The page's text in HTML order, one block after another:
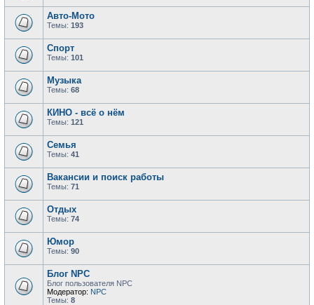
Авто-Мото
Темы: 193
Спорт
Темы: 101
Музыка
Темы: 68
КИНО - всё о нём
Темы: 121
Семья
Темы: 41
Вакансии и поиск работы
Темы: 71
Отдых
Темы: 74
Юмор
Темы: 90
Блог NPC
Блог пользователя NPC
Модератор: NPC
Темы: 8